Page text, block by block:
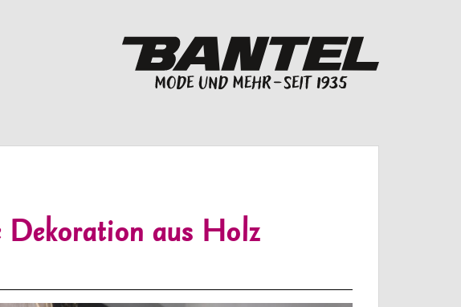
Dekoration aus Holz